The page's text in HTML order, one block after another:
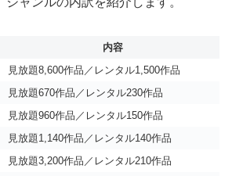
内容
見放題8,600作品／レンタル1,500作品
見放題670作品／レンタル230作品
見放題960作品／レンタル150作品
見放題1,140作品／レンタル140作品
見放題3,200作品／レンタル210作品